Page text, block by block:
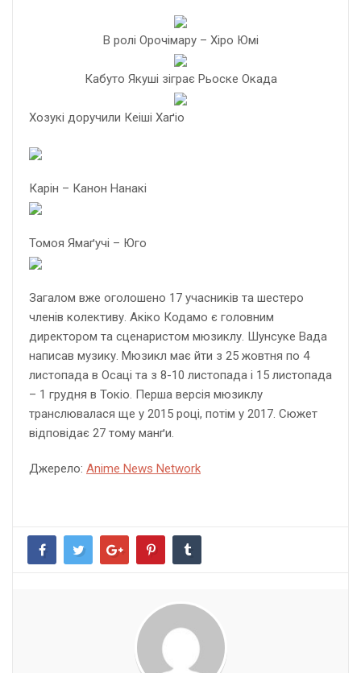
В ролі Орочімару – Хіро Юмі
Кабуто Якуші зіграє Рьоске Окада
Хозукі доручили Кеіші Хаґіо
Карін – Канон Нанакі
Томоя Ямаґучі – Юго
Загалом вже оголошено 17 учасників та шестеро
членів колективу. Акіко Кодамо є головним
директором та сценаристом мюзиклу. Шунсуке Вада
написав музику. Мюзикл має йти з 25 жовтня по 4
листопада в Осаці та з 8-10 листопада і 15 листопада
– 1 грудня в Токіо. Перша версія мюзиклу
транслювалася ще у 2015 році, потім у 2017. Сюжет
відповідає 27 тому манґи.
Джерело: Anime News Network